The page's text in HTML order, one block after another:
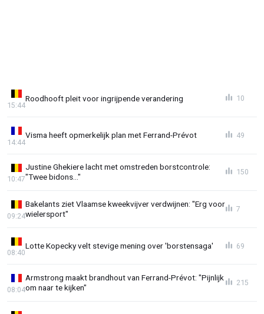
Roodhooft pleit voor ingrijpende verandering
15:44
10
Visma heeft opmerkelijk plan met Ferrand-Prévot
14:44
49
Justine Ghekiere lacht met omstreden borstcontrole:
"Twee bidons..."
10:47
150
Bakelants ziet Vlaamse kweekvijver verdwijnen: "Erg voor
wielersport"
09:24
7
Lotte Kopecky velt stevige mening over 'borstensaga'
08:40
69
Armstrong maakt brandhout van Ferrand-Prévot: "Pijnlijk
om naar te kijken"
08:04
215